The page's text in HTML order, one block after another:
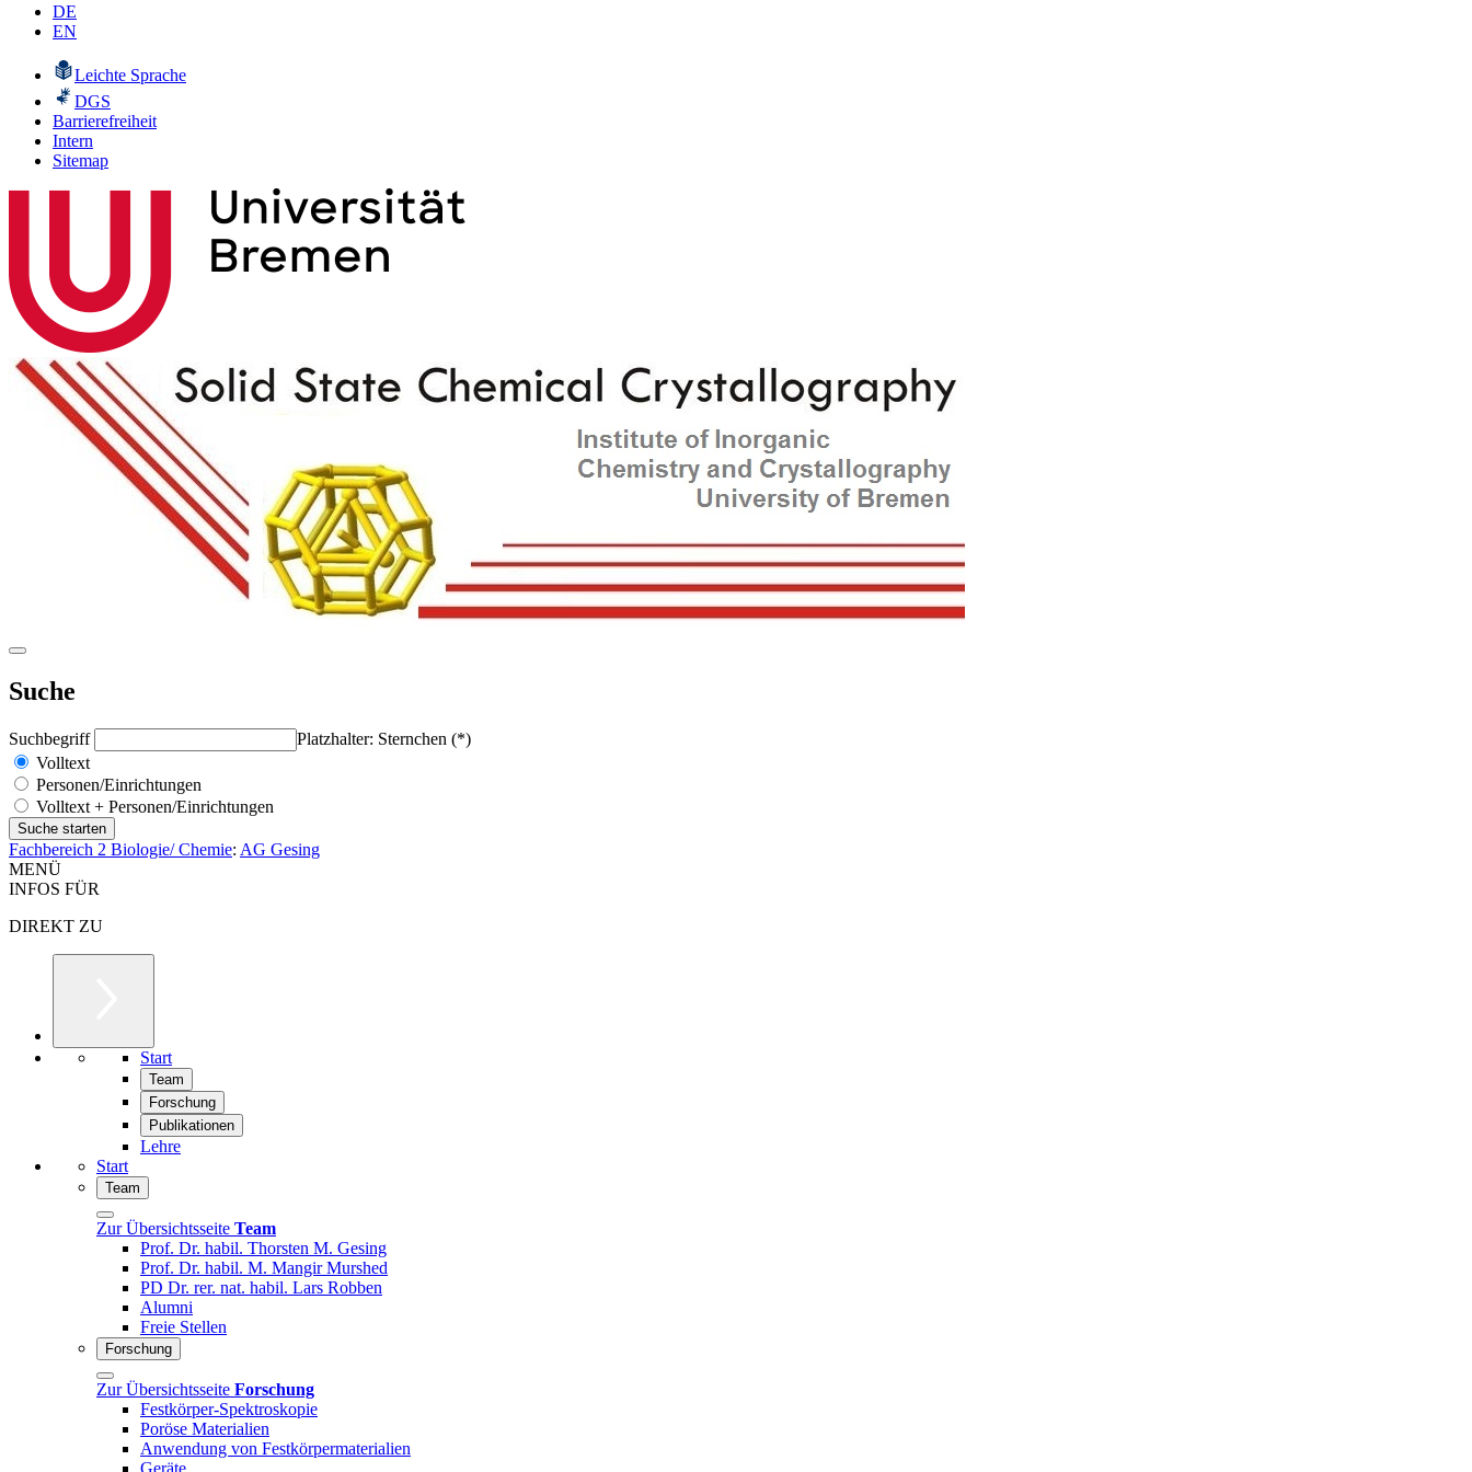
DE
EN
Leichte Sprache
DGS
Barrierefreiheit
Intern
Sitemap
Suche
Suchbegriff
Platzhalter: Sternchen (*)
Volltext
Personen/Einrichtungen
Volltext + Personen/Einrichtungen
Fachbereich 2 Biologie/ Chemie: AG Gesing
MENÜ
INFOS FÜR
DIREKT ZU
Start
Team
Forschung
Publikationen
Lehre
Start
Team
Zur Übersichtsseite Team
Prof. Dr. habil. Thorsten M. Gesing
Prof. Dr. habil. M. Mangir Murshed
PD Dr. rer. nat. habil. Lars Robben
Alumni
Freie Stellen
Forschung
Zur Übersichtsseite Forschung
Festkörper-Spektroskopie
Poröse Materialien
Anwendung von Festkörpermaterialien
Geräte